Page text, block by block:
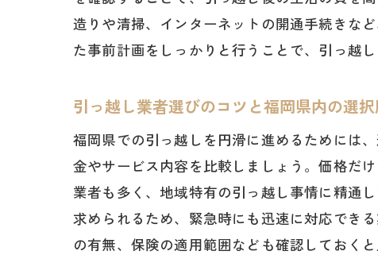
引っ
造りや清掃、インターネットの開通手続きな
た事前計画をしっかりと行うことで、引っ越
引っ越し業者選びのコツと福岡県内の選
福岡県での引っ越しを円滑に進めるためには
金やサービス内容を比較しましょう。価格だ
業者も多く、地域特有の引っ越し事情に精通
求められるため、緊急時にも迅速に対応でき
の有無、保険の適用範囲なども確認しておく